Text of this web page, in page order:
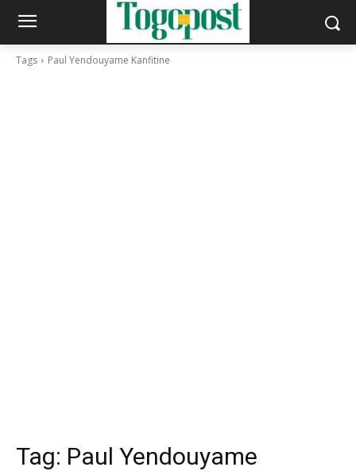
Tags Paul Yendouyame Kanfitine
Tag: Paul Yendouyame